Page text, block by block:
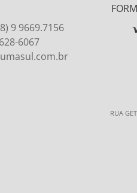
9 9669.7156
6067
RUA